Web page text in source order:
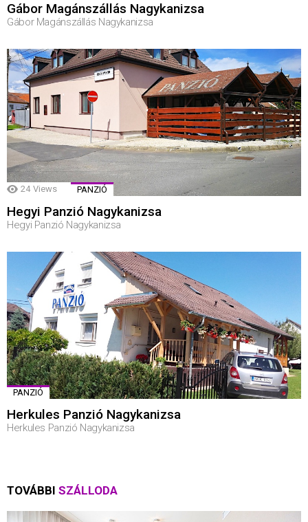
Gábor Magánszállás Nagykanizsa
Gábor Magánszállás Nagykanizsa
24 Views PANZIÓ
Hegyi Panzió Nagykanizsa
Hegyi Panzió Nagykanizsa
PANZIÓ
Herkules Panzió Nagykanizsa
Herkules Panzió Nagykanizsa
TOVÁBBI SZÁLLODA